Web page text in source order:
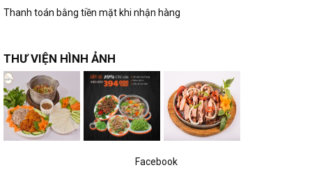
Thanh toán bằng tiền mặt khi nhận hàng
THƯ VIỆN HÌNH ẢNH
Facebook